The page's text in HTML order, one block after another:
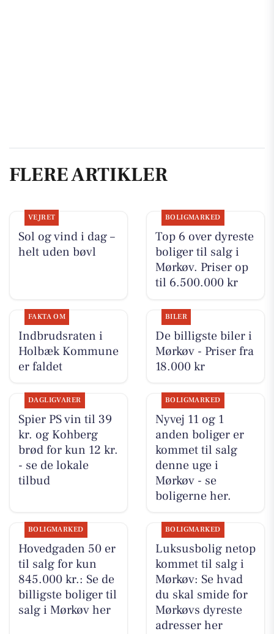
FLERE ARTIKLER
VEJRET
Sol og vind i dag –
helt uden bøvl
BOLIGMARKED
Top 6 over dyreste
boliger til salg i
Mørkøv. Priser op
til 6.500.000 kr
FAKTA OM
Indbrudsraten i
Holbæk Kommune
er faldet
BILER
De billigste biler i
Mørkøv - Priser fra
18.000 kr
DAGLIGVARER
Spier PS vin til 39
kr. og Kohberg
brød for kun 12 kr.
- se de lokale
tilbud
BOLIGMARKED
Nyvej 11 og 1
anden boliger er
kommet til salg
denne uge i
Mørkøv - se
boligerne her.
BOLIGMARKED
Hovedgaden 50 er
til salg for kun
845.000 kr.: Se de
billigste boliger til
salg i Mørkøv her
BOLIGMARKED
Luksusbolig netop
kommet til salg i
Mørkøv: Se hvad
du skal smide for
Mørkøvs dyreste
adresser her